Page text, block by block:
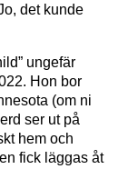
det kunde
ungefär
Hon bor
(om ni
ser ut på
hem och
fick läggas åt